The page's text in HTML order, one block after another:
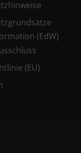
(EdW)
(EU)